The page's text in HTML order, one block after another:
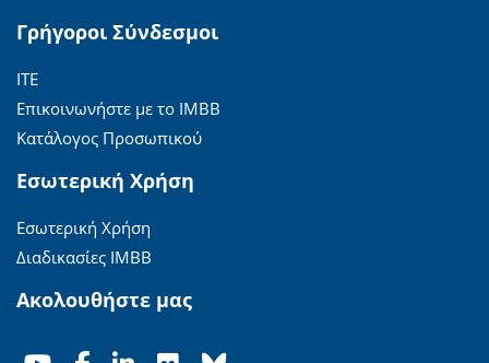
Γρήγοροι Σύνδεσμοι
ΙΤΕ
Επικοινωνήστε με το ΙΜΒΒ
Κατάλογος Προσωπικού
Εσωτερική Χρήση
Εσωτερική Χρήση
Διαδικασίες ΙΜΒΒ
Ακολουθήστε μας